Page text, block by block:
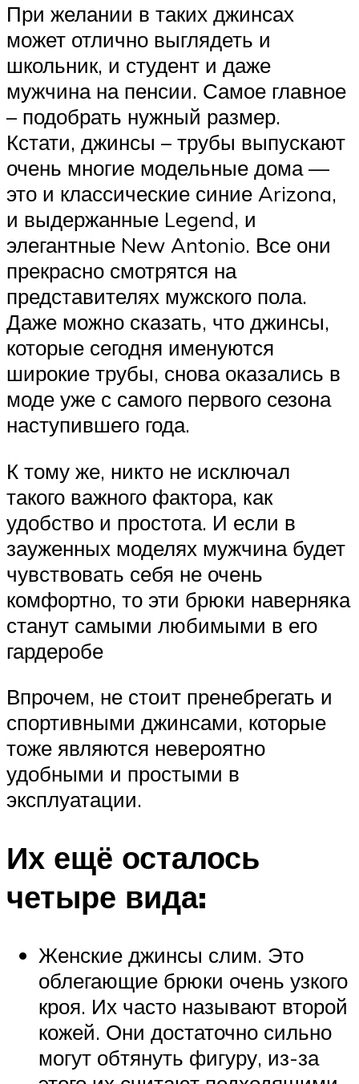
При желании в таких джинсах
может отлично выглядеть и
школьник, и студент и даже
мужчина на пенсии. Самое главное
– подобрать нужный размер.
Кстати, джинсы – трубы выпускают
очень многие модельные дома —
это и классические синие Arizona,
и выдержанные Legend, и
элегантные New Antonio. Все они
прекрасно смотрятся на
представителях мужского пола.
Даже можно сказать, что джинсы,
которые сегодня именуются
широкие трубы, снова оказались в
моде уже с самого первого сезона
наступившего года.
К тому же, никто не исключал
такого важного фактора, как
удобство и простота. И если в
зауженных моделях мужчина будет
чувствовать себя не очень
комфортно, то эти брюки наверняка
станут самыми любимыми в его
гардеробе
Впрочем, не стоит пренебрегать и
спортивными джинсами, которые
тоже являются невероятно
удобными и простыми в
эксплуатации.
Их ещё осталось
четыре вида:
Женские джинсы слим. Это
облегающие брюки очень узкого
кроя. Их часто называют второй
кожей. Они достаточно сильно
могут обтянуть фигуру, из-за